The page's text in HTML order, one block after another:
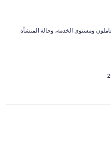
عناصر نالت الإعجاب: ⁦النظافة⁩، و⁦العاملون ومستوى الخدمة⁩، و⁦حالة المنشأة